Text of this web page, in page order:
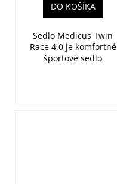
DO KOŠÍKA
Sedlo Medicus Twin
Race 4.0 je komfortné
športové sedlo